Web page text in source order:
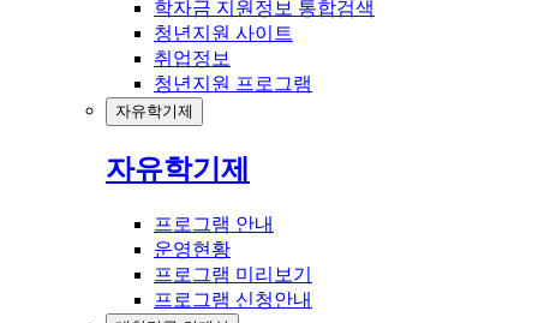
학자금 지원정보 통합검색
청년지원 사이트
취업정보
청년지원 프로그램
자유학기제
자유학기제
프로그램 안내
운영현황
프로그램 미리보기
프로그램 신청안내